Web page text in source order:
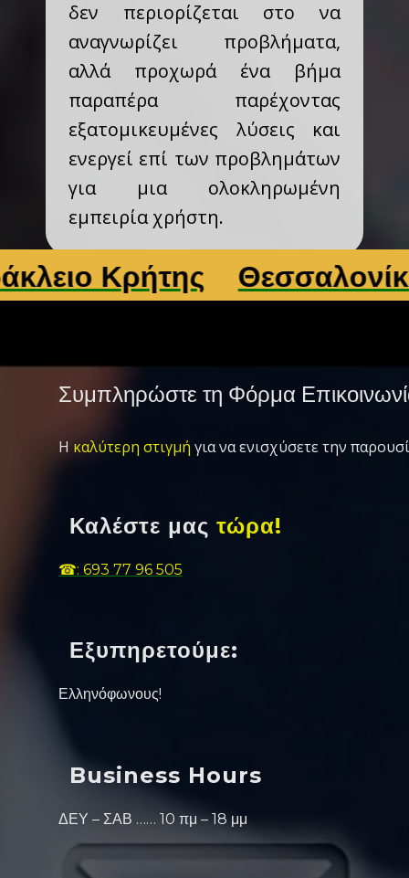
δεν περιορίζεται στο να
αναγνωρίζει προβλήματα,
αλλά προχωρά ένα βήμα
παραπέρα παρέχοντας
εξατομικευμένες λύσεις και
ενεργεί επί των προβλημάτων
για μια ολοκληρωμένη
εμπειρία χρήστη.
Κρήτης Θεσσαλονίκη
Συμπληρώστε τη Φόρμα
Η καλύτερη στιγμή για να ενισχύσετε την
Καλέστε μας τώρα!
☎: 693 77 96 505
Εξυπηρετούμε:
Ελληνόφωνους!
Business Hours
ΔΕΥ – ΣΑΒ …… 10 πμ – 18 μμ